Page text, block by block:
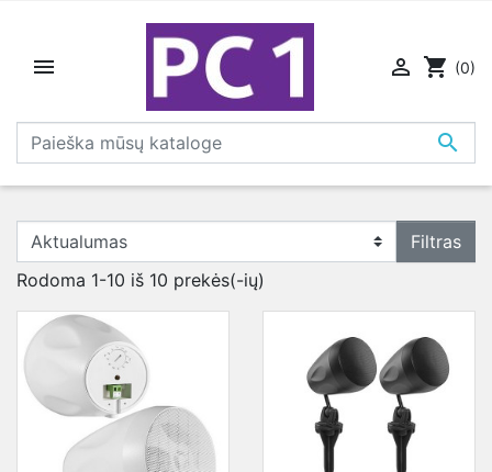


 shopping_cart (0)
Filtras
Rodoma 1-10 iš 10 prekės(-ių)